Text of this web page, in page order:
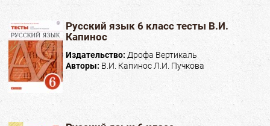
Русский язык 6 класс тесты В.И.
Капинос
Издательство: Дрофа Вертикаль
Авторы: В.И. Капинос Л.И. Пучкова